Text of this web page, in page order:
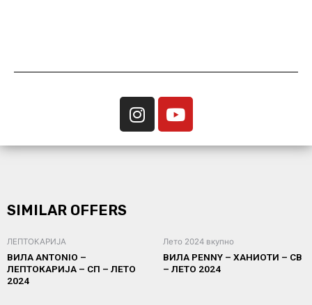
SIMILAR OFFERS
ЛЕПТОКАРИЈА
ВИЛА ANTONIO –
ЛЕПТОКАРИЈА – СП – ЛЕТО
2024
Лето 2024 вкупно
ВИЛА PENNY – ХАНИОТИ – СВ
– ЛЕТО 2024